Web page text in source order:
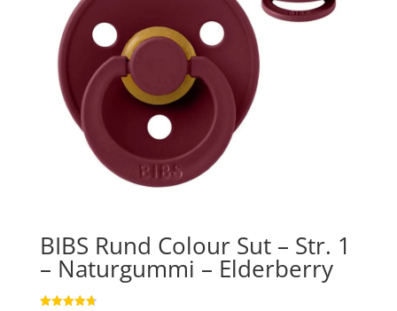
BIBS Rund Colour Sut – Str. 1
– Naturgummi – Elderberry